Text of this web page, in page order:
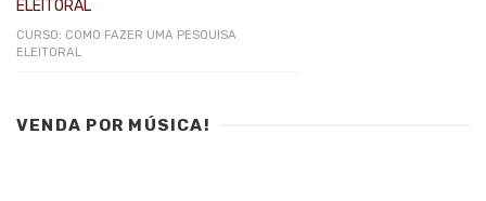
CURSO: COMO FAZER UMA PESQUISA
ELEITORAL
VENDA POR MÚSICA!